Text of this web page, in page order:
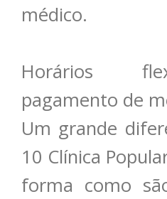
médico.
Horários
pagamento de
Um grande
10 Clínica
forma como